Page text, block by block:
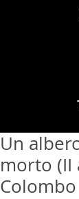
Un
morto (II
Colombo